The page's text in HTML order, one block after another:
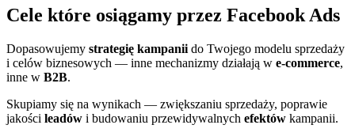
Cele które osiągamy przez Facebook Ads
Dopasowujemy strategię kampanii do Twojego modelu sprzedaży
i celów biznesowych — inne mechanizmy działają w e-commerce,
inne w B2B.
Skupiamy się na wynikach — zwiększaniu sprzedaży, poprawie
jakości leadów i budowaniu przewidywalnych efektów kampanii.